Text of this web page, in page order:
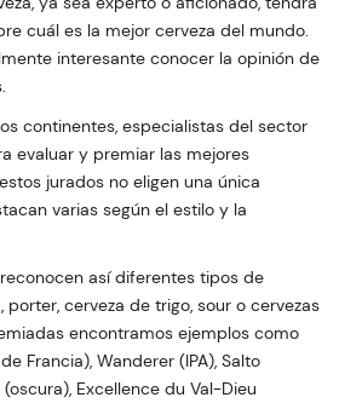
cuál es la mejor cerveza del mundo.
interesante conocer la opinión de
continentes, especialistas del sector
evaluar y premiar las mejores
jurados no eligen una única
varias según el estilo y la
así diferentes tipos de
porter, cerveza de trigo, sour o cervezas
encontramos ejemplos como
Francia), Wanderer (IPA), Salto
Excellence du Val-Dieu